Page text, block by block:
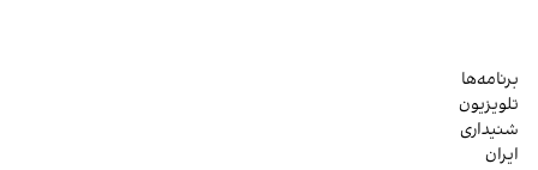
برنامه‌ها
تلویزیون
شنیداری
ایران